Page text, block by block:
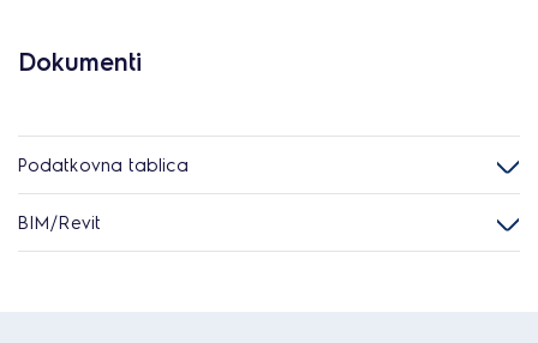
Dokumenti
Podatkovna tablica
BIM/Revit